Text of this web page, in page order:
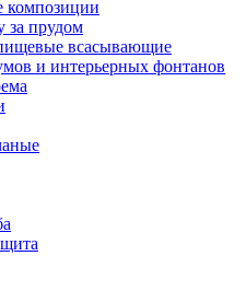
композиции
за прудом
всасывающие
и интерьерных фонтанов